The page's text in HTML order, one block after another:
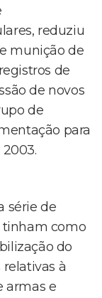
reduziu
munição de
de
de novos
de
para
série de
tinham como
do
à
armas e